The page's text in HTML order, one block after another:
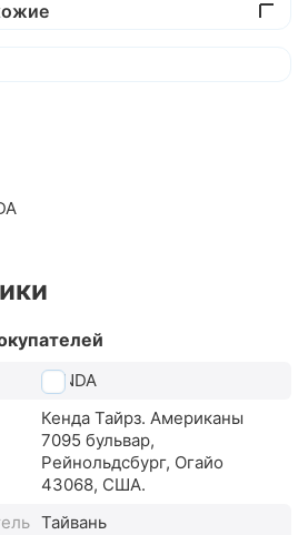
KENDA
Кенда Тайрз. Американы
7095 бульвар,
Рейнольдсбург, Огайо
43068, США.
Тайвань